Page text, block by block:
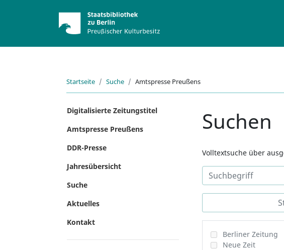
Startseite Suche Amtspresse Preußens
Digitalisierte Zeitungstitel
Amtspresse Preußens
DDR-Presse
Jahresübersicht
Suche
Aktuelles
Kontakt
Suchen
Volltextsuche über
Berliner Zeitung
Neue Zeit